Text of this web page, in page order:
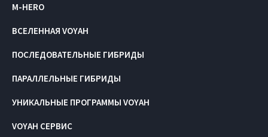
M-HERO
ВСЕЛЕННАЯ VOYAH
ПОСЛЕДОВАТЕЛЬНЫЕ ГИБРИДЫ
ПАРАЛЛЕЛЬНЫЕ ГИБРИДЫ
УНИКАЛЬНЫЕ ПРОГРАММЫ VOYAH
VOYAH СЕРВИС